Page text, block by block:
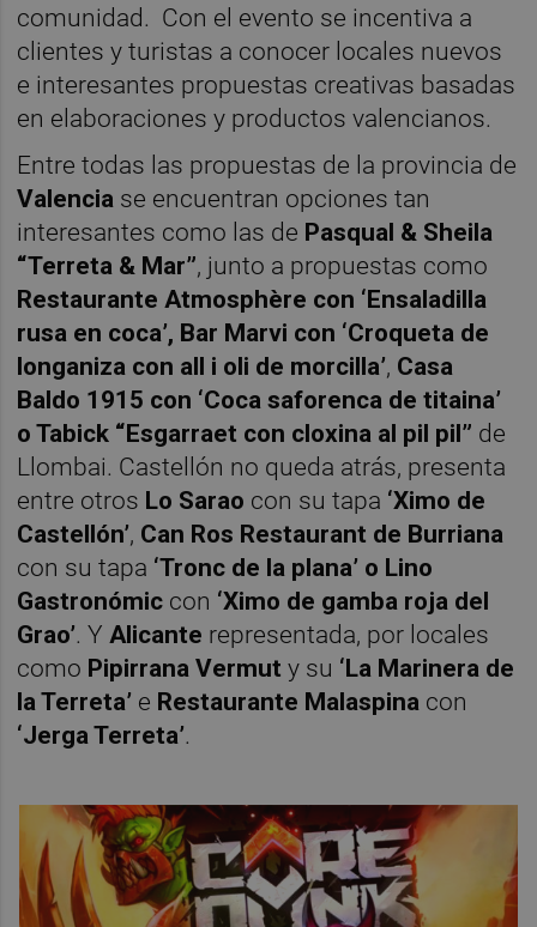
comunidad. Con el evento se incentiva a
clientes y turistas a conocer locales nuevos
e interesantes propuestas creativas basadas
en elaboraciones y productos valencianos.
Entre todas las propuestas de la provincia de
Valencia se encuentran opciones tan
interesantes como las de Pasqual & Sheila
“Terreta & Mar”, junto a propuestas como
Restaurante Atmosphère con ‘Ensaladilla
rusa en coca’, Bar Marvi con ‘Croqueta de
longaniza con all i oli de morcilla’, Casa
Baldo 1915 con ‘Coca saforenca de titaina’
o Tabick “Esgarraet con cloxina al pil pil” de
Llombai. Castellón no queda atrás, presenta
entre otros Lo Sarao con su tapa ‘Ximo de
Castellón’, Can Ros Restaurant de Burriana
con su tapa ‘Tronc de la plana’ o Lino
Gastronómic con ‘Ximo de gamba roja del
Grao’. Y Alicante representada, por locales
como Pipirrana Vermut y su ‘La Marinera de
la Terreta’ e Restaurante Malaspina con
‘Jerga Terreta’.